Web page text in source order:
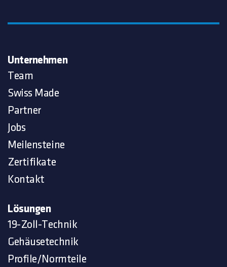
Unternehmen
Team
Swiss Made
Partner
Jobs
Meilensteine
Zertifikate
Kontakt
Lösungen
19-Zoll-Technik
Gehäusetechnik
Profile/Normteile